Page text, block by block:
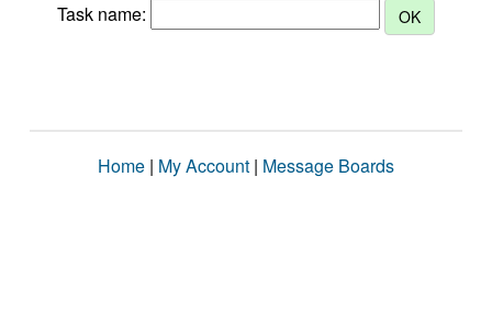
Task name:
Home | My Account | Message Boards